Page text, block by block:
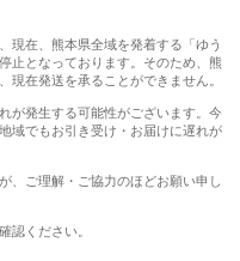
現在、熊本県全域を発着する「ゆう
止となっております。そのため、熊
現在発送を承ることができません。
が発生する可能性がございます。今
域でもお引き受け・お届けに遅れが
、ご理解・ご協力のほどお願い申し
認ください。